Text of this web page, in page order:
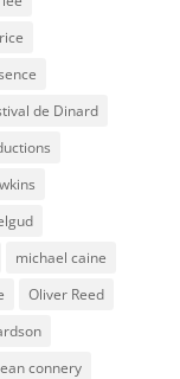
de Dinard
michael caine
Oliver Reed
connery